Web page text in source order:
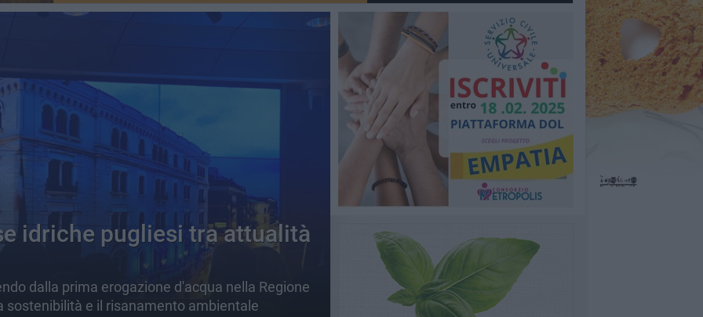
idriche pugliesi tra attualità
dalla prima erogazione d'acqua nella Regione
sostenibilità e il risanamento ambientale